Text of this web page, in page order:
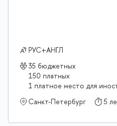
РУС+АНГЛ
35 бюджетных
150 платных
1 платное место для
Санкт-Петербург
5